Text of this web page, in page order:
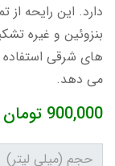
دارد. این رایحه از
بنزوئین و غیره
های شرقی
می دهد.
900,000 تومان
حجم (میلی لیتر)